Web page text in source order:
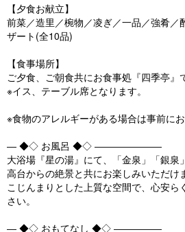
【夕食お献立】
前菜／造里／椀物／凌ぎ／一品／強肴／
ザート(全10品)
【食事場所】
ご夕食、ご朝食共にお食事処『四季亭』
※イス、テーブル席となります。
※食物のアレルギーがある場合は事前にお
― ◆◇ お風呂 ◆◇ ―――――――
大浴場『星の湯』にて、「金泉」「銀泉
高台からの絶景と共にお楽しみいただけ
こじんまりとした上質な空間で、心安ら
さい。
― ◆◇ おもてなし ◆◇ ―――――